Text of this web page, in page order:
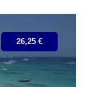
26,25 €